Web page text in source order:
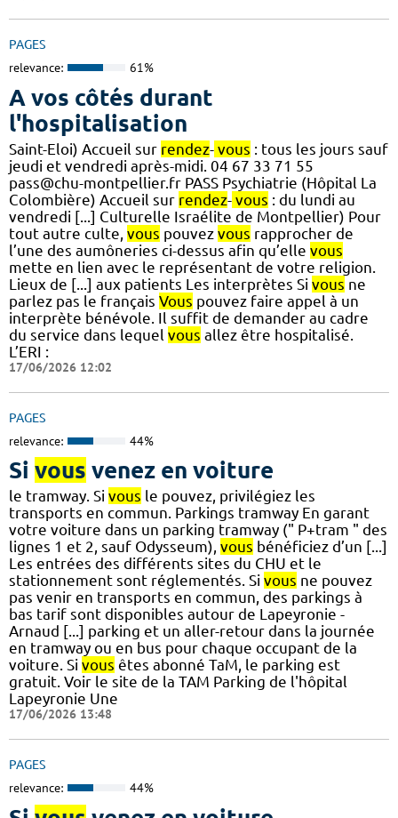
PAGES
relevance: 61%
A vos côtés durant
l'hospitalisation
Saint-Eloi) Accueil sur rendez- vous : tous les jours sauf
jeudi et vendredi après-midi. 04 67 33 71 55
pass@chu-montpellier.fr PASS Psychiatrie (Hôpital La
Colombière) Accueil sur rendez- vous : du lundi au
vendredi [...] Culturelle Israélite de Montpellier) Pour
tout autre culte, vous pouvez vous rapprocher de
l’une des aumôneries ci-dessus afin qu’elle vous
mette en lien avec le représentant de votre religion.
Lieux de [...] aux patients Les interprètes Si vous ne
parlez pas le français Vous pouvez faire appel à un
interprète bénévole. Il suffit de demander au cadre
du service dans lequel vous allez être hospitalisé.
L’ERI :
17/06/2026 12:02
PAGES
relevance: 44%
Si vous venez en voiture
le tramway. Si vous le pouvez, privilégiez les
transports en commun. Parkings tramway En garant
votre voiture dans un parking tramway (" P+tram " des
lignes 1 et 2, sauf Odysseum), vous bénéficiez d’un [...]
Les entrées des différents sites du CHU et le
stationnement sont réglementés. Si vous ne pouvez
pas venir en transports en commun, des parkings à
bas tarif sont disponibles autour de Lapeyronie -
Arnaud [...] parking et un aller-retour dans la journée
en tramway ou en bus pour chaque occupant de la
voiture. Si vous êtes abonné TaM, le parking est
gratuit. Voir le site de la TAM Parking de l'hôpital
Lapeyronie Une
17/06/2026 13:48
PAGES
relevance: 44%